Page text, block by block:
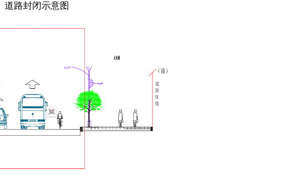
道路封闭示意图